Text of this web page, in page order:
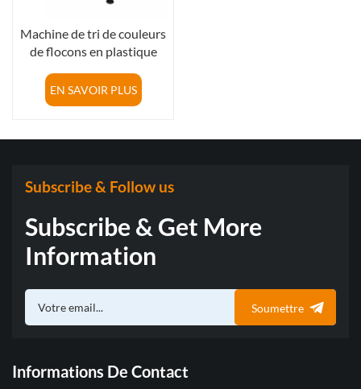
Machine de tri de couleurs
de flocons en plastique
à haute efficacité Machine
de séparation de couleurs
EN SAVOIR PLUS
Subscribe & Follow us
Subscribe & Get More
Information
Soumettre
Informations De Contact